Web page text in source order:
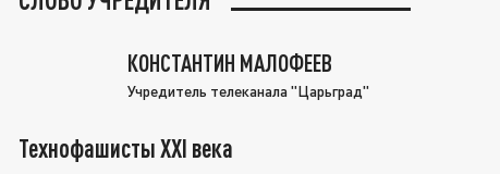
КОНСТАНТИН МАЛОФЕЕВ
Учредитель телеканала "Царьград"
Технофашисты XXI века